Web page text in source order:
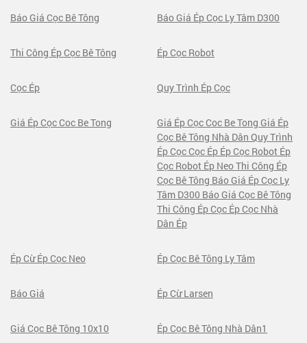
Báo Giá Cọc Bê Tông Báo Giá Ép Cọc Ly Tâm D300
Thi Công Ép Cọc Bê Tông Ép Cọc Robot
Cọc Ép Quy Trình Ép Cọc
Giá Ép Cọc Coc Be Tong
Giá Ép Cọc Coc Be Tong Giá Ép
Cọc Bê Tông Nhà Dân Quy Trình
Ép Cọc Cọc Ép Ép Cọc Robot Ép
Cọc Robot Ép Neo Thi Công Ép
Cọc Bê Tông Báo Giá Ép Cọc Ly
Tâm D300 Báo Giá Cọc Bê Tông
Thi Công Ép Cọc Ép Cọc Nhà
Dân Ép
Ép Cừ Ép Cọc Neo Ép Cọc Bê Tông Ly Tâm
Báo Giá Ép Cừ Larsen
Giá Cọc Bê Tông 10x10 Ép Cọc Bê Tông Nhà Dân1